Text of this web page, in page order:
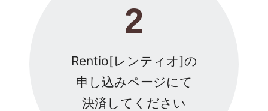
2
Rentio[レンティオ]の
申し込みページにて
決済してください